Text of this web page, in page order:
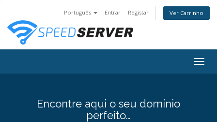
Português Entrar Registar Ver Carrinho
Encontre aqui o seu domínio
perfeito…